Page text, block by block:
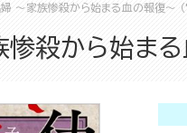
～家族惨殺から始まる血の報復～ （
殺から始まる